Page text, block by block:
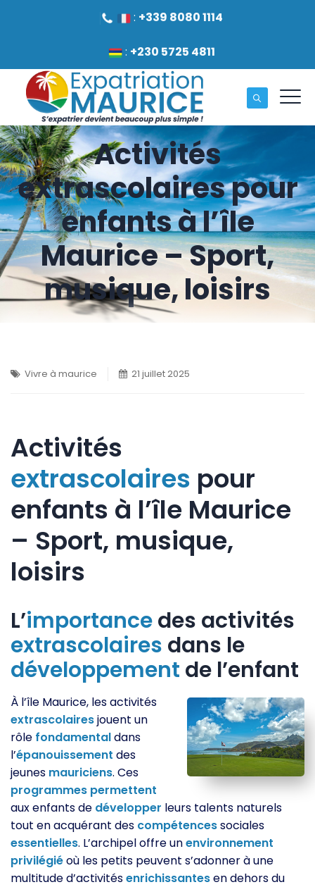
: +339 8080 1114
: +230 5725 4811
Activités
extrascolaires pour
enfants à l’île
Maurice – Sport,
musique, loisirs
Vivre à maurice 21 juillet 2025
Activités
extrascolaires pour
enfants à l’île Maurice
– Sport, musique,
loisirs
L’importancedes activités
extrascolaires dans le
développement de l’enfant
À l’île Maurice, les activités
extrascolairesjouent un
rôle fondamentaldans
l’épanouissement des
jeunes mauriciens. Ces
programmes permettent
aux enfants de développer leurs talents naturels
tout en acquérant des compétencessociales
essentielles. L’archipel offre unenvironnement
privilégiéoù les petits peuvent s’adonner à une
multitude d’activitésenrichissantesen dehors du